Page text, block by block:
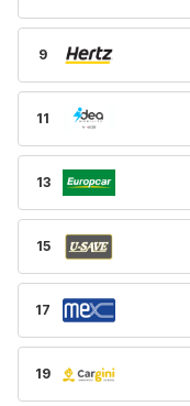
9
11
13
15
17
19